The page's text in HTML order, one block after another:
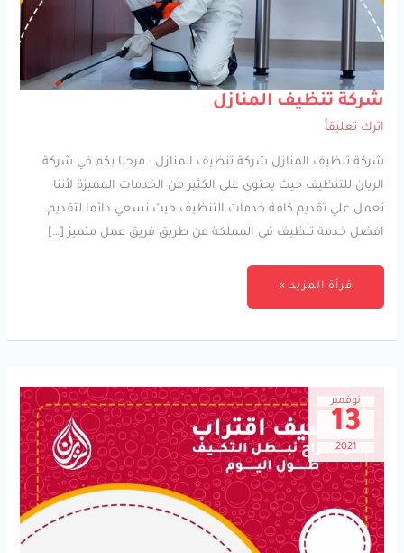
شركة تنظيف المنازل
اترك تعليقاً
شركة تنظيف المنازل شركة تنظيف المنازل : مرحبا بكم في شركة
الريان للتنظيف حيث يحتوي علي الكثير من الخدمات المميزة لأننا
تعمل علي تقديم كافة خدمات التنظيف حيث نسعي دائما لتقديم
افضل خدمة تنظيف في المملكة عن طريق فريق عمل متميز […]
شركة
تنظيف
المنازل
قرأة المزيد »
نوفمبر
13
2021